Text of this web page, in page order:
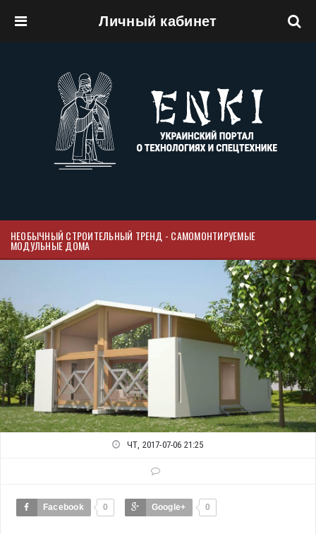
Личный кабинет
НЕОБЫЧНЫЙ СТРОИТЕЛЬНЫЙ ТРЕНД - САМОМОНТИРУЕМЫЕ
МОДУЛЬНЫЕ ДОМА
ЧТ, 2017-07-06 21:25
Facebook 0 Google+ 0